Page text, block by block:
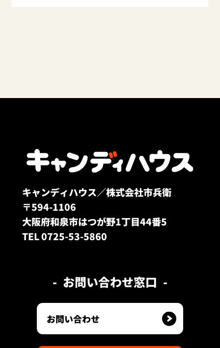
キャンディハウス／株式会社市兵衛
〒594-1106
大阪府和泉市はつが野1丁目44番5
TEL 0725-53-5860
お問い合わせ窓口
お問い合わせ